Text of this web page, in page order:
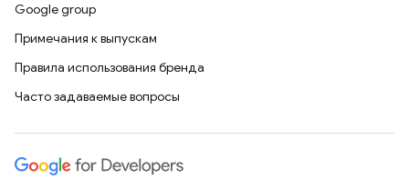
Google group
Примечания к выпускам
Правила использования бренда
Часто задаваемые вопросы